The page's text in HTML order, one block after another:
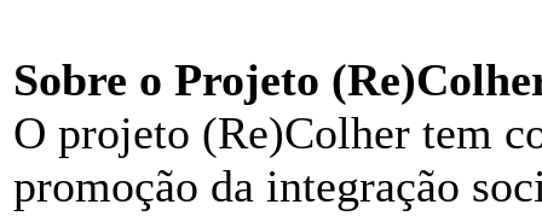
Sobre o Projeto
O projeto (Re)Colher tem
promoção da integração